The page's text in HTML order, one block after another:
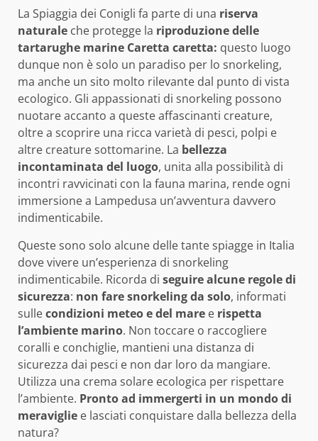
La Spiaggia dei Conigli fa parte di una riserva
naturale che protegge la riproduzione delle
tartarughe marine Caretta caretta: questo luogo
dunque non è solo un paradiso per lo snorkeling,
ma anche un sito molto rilevante dal punto di vista
ecologico. Gli appassionati di snorkeling possono
nuotare accanto a queste affascinanti creature,
oltre a scoprire una ricca varietà di pesci, polpi e
altre creature sottomarine. La bellezza
incontaminata del luogo, unita alla possibilità di
incontri ravvicinati con la fauna marina, rende ogni
immersione a Lampedusa un’avventura davvero
indimenticabile.
Queste sono solo alcune delle tante spiagge in Italia
dove vivere un’esperienza di snorkeling
indimenticabile. Ricorda di seguire alcune regole di
sicurezza: non fare snorkeling da solo, informati
sullecondizioni meteo e del mare e rispetta
l’ambiente marino. Non toccare o raccogliere
coralli e conchiglie, mantieni una distanza di
sicurezza dai pesci e non dar loro da mangiare.
Utilizza una crema solare ecologica per rispettare
l’ambiente. Pronto ad immergerti in un mondo di
meraviglie e lasciati conquistare dalla bellezza della
natura?